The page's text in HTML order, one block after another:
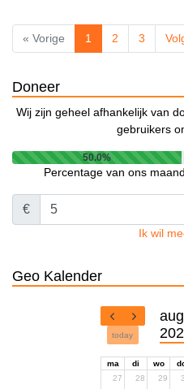
« Vorige 1 2 3
Doneer
Wij zijn geheel afhankelijk van
gebruikers
50.0%
Percentage van ons
€
Ik wil
Geo Kalender
today
ma di wo
27
28 29